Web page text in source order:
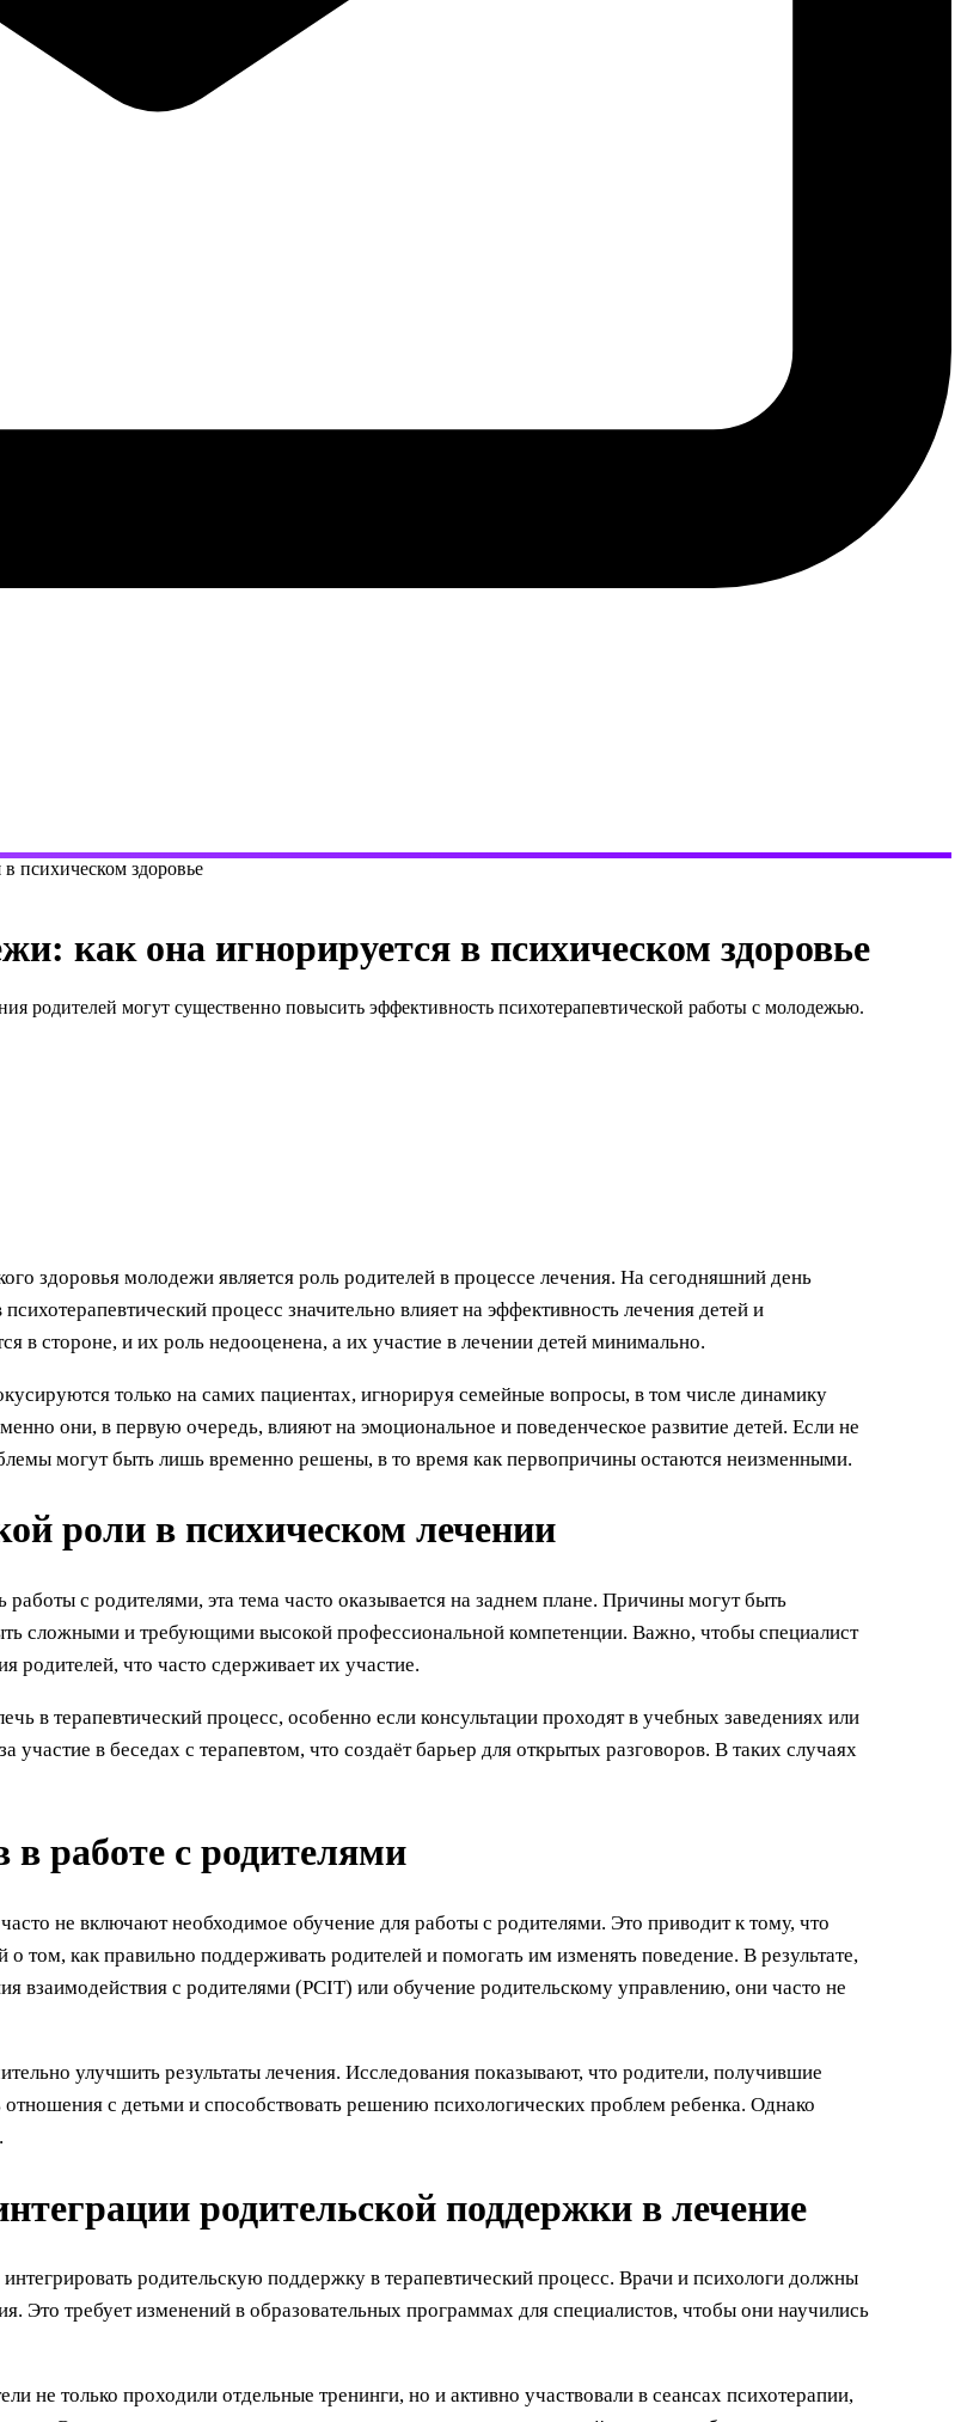
психическом здоровье
как она игнорируется в психическом здоровье
родителей могут существенно повысить эффективность психотерапевтической работы с молодежью.
здоровья молодежи является роль родителей в процессе лечения. На сегодняшний день
процесс значительно влияет на эффективность лечения детей и
в стороне, и их роль недооценена, а их участие в лечении детей минимально.
только на самих пациентах, игнорируя семейные вопросы, в том числе динамику
они, в первую очередь, влияют на эмоциональное и поведенческое развитие детей. Если не
могут быть лишь временно решены, в то время как первопричины остаются неизменными.
роли в психическом лечении
с родителями, эта тема часто оказывается на заднем плане. Причины могут быть
сложными и требующими высокой профессиональной компетенции. Важно, чтобы специалист
что часто сдерживает их участие.
в терапевтический процесс, особенно если консультации проходят в учебных заведениях или
участие в беседах с терапевтом, что создаёт барьер для открытых разговоров. В таких случаях
в работе с родителями
не включают необходимое обучение для работы с родителями. Это приводит к тому, что
том, как правильно поддерживать родителей и помогать им изменять поведение. В результате,
взаимодействия с родителями (PCIT) или обучение родительскому управлению, они часто не
улучшить результаты лечения. Исследования показывают, что родители, получившие
с детьми и способствовать решению психологических проблем ребенка. Однако
родительской поддержки в лечение
родительскую поддержку в терапевтический процесс. Врачи и психологи должны
Это требует изменений в образовательных программах для специалистов, чтобы они научились
не только проходили отдельные тренинги, но и активно участвовали в сеансах психотерапии,